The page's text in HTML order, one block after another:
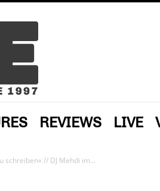
REVIEWS LIVE
schreiben« // DJ Mehdi im...